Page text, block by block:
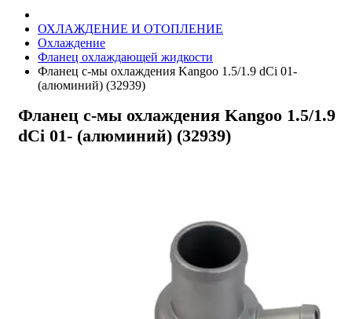
ОХЛАЖДЕНИЕ И ОТОПЛЕНИЕ
Охлаждение
Фланец охлаждающей жидкости
Фланец с-мы охлаждения Kangoo 1.5/1.9 dCi 01-
(алюминий) (32939)
Фланец с-мы охлаждения Kangoo 1.5/1.9
dCi 01- (алюминий) (32939)